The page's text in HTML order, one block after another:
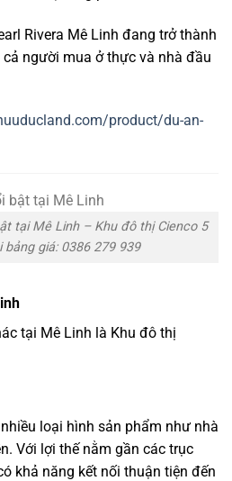
Rivera Mê Linh đang trởthành
cả người mua ởthực và nhà đầu
product/du-an-
tại Mê Linh – Khu đô thị Cienco 5
bảng giá: 0386 279 939
tại Mê Linh là Khu đô thị
nhiều loại hình sản phẩm như nhà
Với lợi thế nằm gần các trục
khả năng kết nối thuận tiện đến